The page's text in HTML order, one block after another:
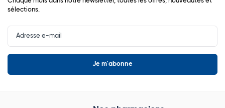
sélections.
Input
Newsletter